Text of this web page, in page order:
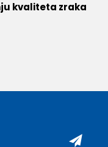
kvaliteta zraka